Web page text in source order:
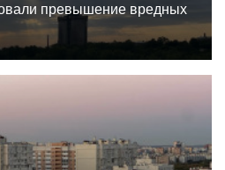
превышение вредных